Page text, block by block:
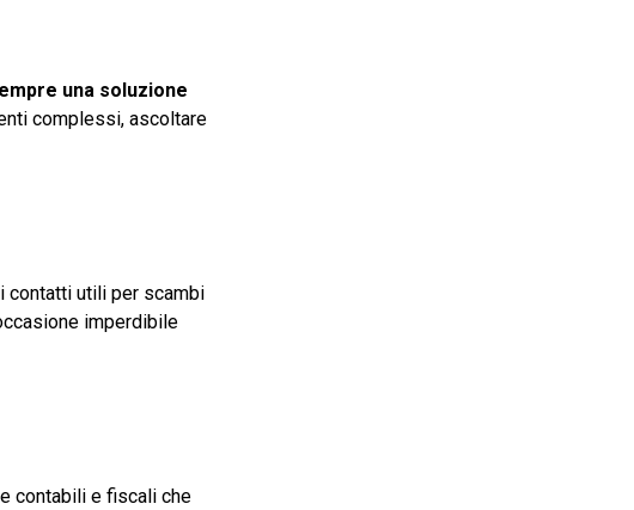
una soluzione
complessi, ascoltare
contatti utili per scambi
imperdibile
contabili e fiscali che